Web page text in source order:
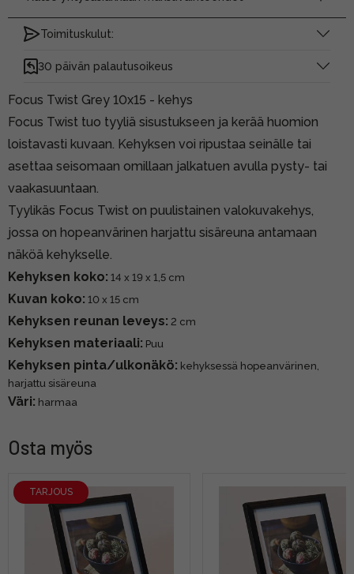
Toimituskulut:
30 päivän palautusoikeus
Focus Twist Grey 10x15 - kehys
Focus Twist tuo tyyliä sisustukseen ja kerää huomion
loistavasti kuvaan. Kehyksen voi ripustaa seinälle tai
asettaa seisomaan omillaan jalkatuen avulla pysty- tai
vaakasuuntaan.
Tyylikäs Focus Twist on puulistainen valokuvakehys,
jossa on hopeanvärinen harjattu sisäreuna antamaan
näköä kehykselle.
Kehyksen koko: 14 x 19 x 1,5 cm
Kuvan koko: 10 x 15 cm
Kehyksen reunan leveys: 2 cm
Kehyksen materiaali: Puu
Kehyksen pinta/ulkonäkö: kehyksessä hopeanvärinen,
harjattu sisäreuna
Väri: harmaa
Osta myös
TARJOUS